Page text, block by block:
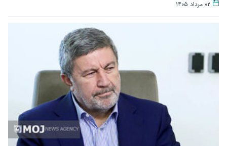
۰۲ مرداد ۱۴۰۵